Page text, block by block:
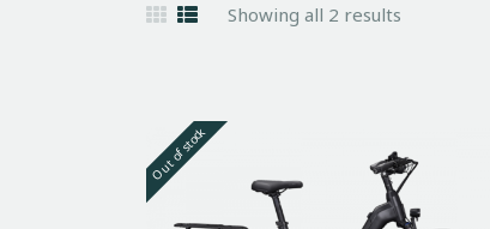
Showing all 2 results
Out of stock